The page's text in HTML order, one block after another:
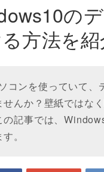
の
方法を紹
コンを使っていて、
せんか？壁紙ではな
の記事では、
。